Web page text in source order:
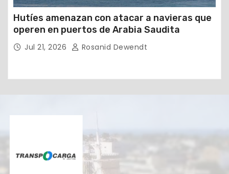
Hutíes amenazan con atacar a navieras que
operen en puertos de Arabia Saudita
Jul 21, 2026 Rosanid Dewendt